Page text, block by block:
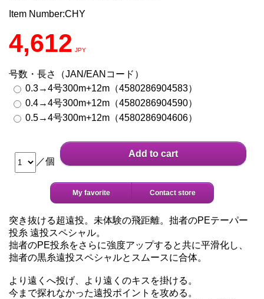
Item Number:CHY
4,612 JPY
号数・長さ（JAN/EANコード）
0.3→4号300m+12m（4580286904583）
0.4→4号300m+12m（4580286904590）
0.5→4号300m+12m（4580286904606）
／個
Add to cart
My favorite Contact store
突き抜ける超遠投。未体験の飛距離。拙者のPEテーパー
投糸 遠投スペシャル。
拙者のPE投糸をさらに強度アップすると共に平滑化し、
拙者の黒糸遠投スペシャルとスムースに合体。
より遠くへ投げ、より遠くのキスを掛ける。
今まで探れなかった遠投ポイントを攻める。